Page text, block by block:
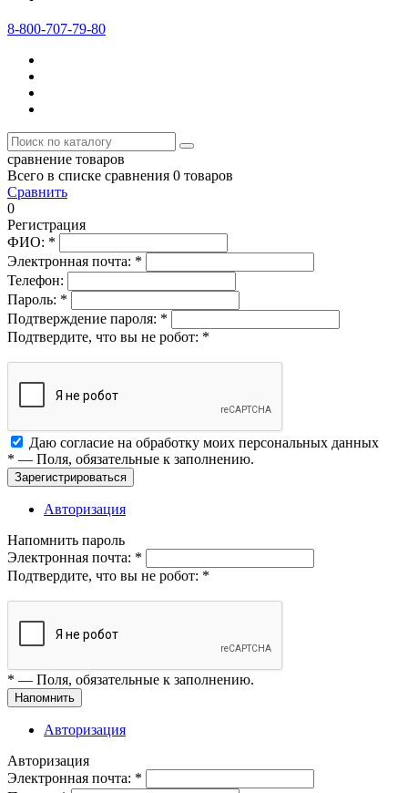
8-800-707-79-80
сравнение товаров
Всего в списке сравнения 0 товаров
Сравнить
0
Регистрация
ФИО: *
Электронная почта: *
Телефон:
Пароль: *
Подтверждение пароля: *
Подтвердите, что вы не робот: *
Даю согласие на обработку моих персональных данных
* — Поля, обязательные к заполнению.
Зарегистрироваться
Авторизация
Напомнить пароль
Электронная почта: *
Подтвердите, что вы не робот: *
* — Поля, обязательные к заполнению.
Напомнить
Авторизация
Авторизация
Электронная почта: *